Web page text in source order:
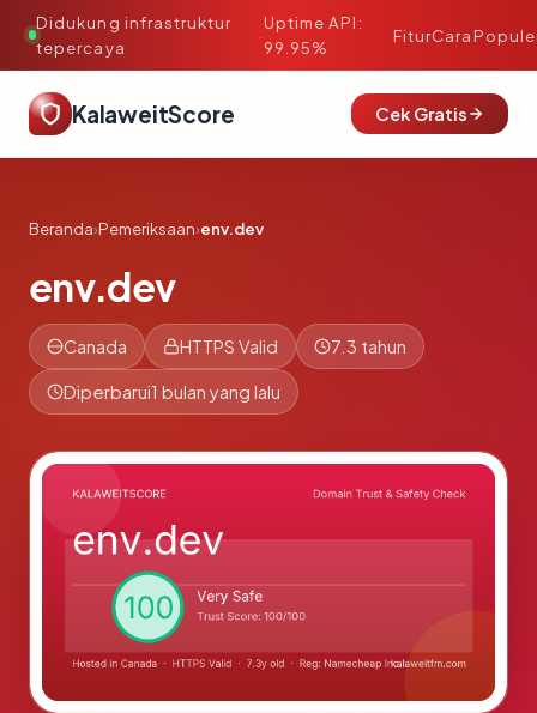
Didukung infrastruktur
tepercaya
·
Uptime API:
99.95%
FiturCara
KalaweitScore Cek Gratis
Beranda›Pemeriksaan›env.dev
env.dev
Canada HTTPS Valid 7.3 tahun
Diperbarui1 bulan yang lalu